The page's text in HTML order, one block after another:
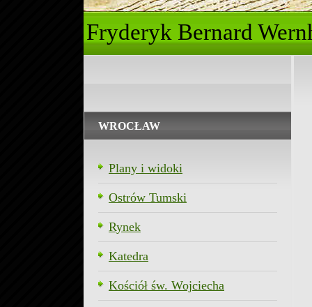
Fryderyk
WROCŁAW
Plany i widoki
Ostrów Tumski
Rynek
Katedra
Kościół św. Wojciecha